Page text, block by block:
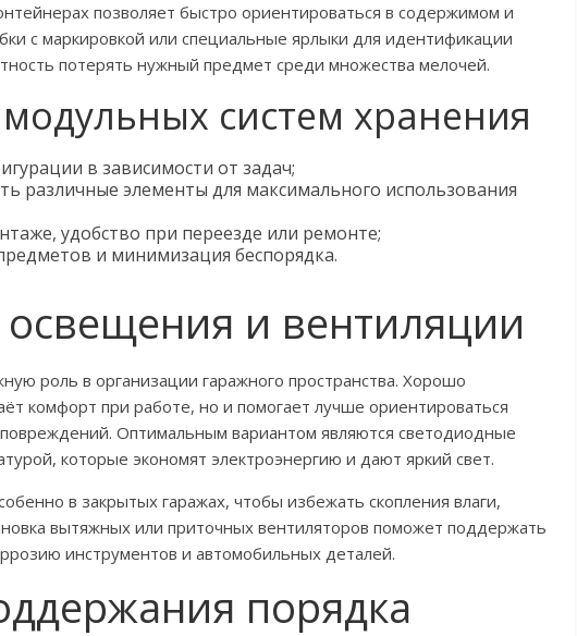
позволяет быстро ориентироваться в содержимом и
с маркировкой или специальные ярлыки для идентификации
потерять нужный предмет среди множества мелочей.
систем хранения
в зависимости от задач;
различные элементы для максимального использования
удобство при переезде или ремонте;
и минимизация беспорядка.
и вентиляции
роль в организации гаражного пространства. Хорошо
комфорт при работе, но и помогает лучше ориентироваться
Оптимальным вариантом являются светодиодные
которые экономят электроэнергию и дают яркий свет.
в закрытых гаражах, чтобы избежать скопления влаги,
вытяжных или приточных вентиляторов поможет поддержать
инструментов и автомобильных деталей.
порядка